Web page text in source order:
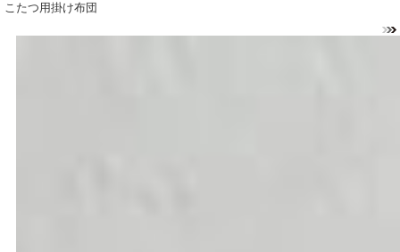
こたつ用掛け布団